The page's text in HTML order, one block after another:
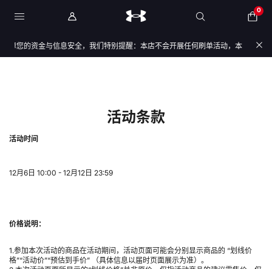
0
障您的资金与信息安全，我们特别提醒：本店不会开展任何刷单活动，本店任何